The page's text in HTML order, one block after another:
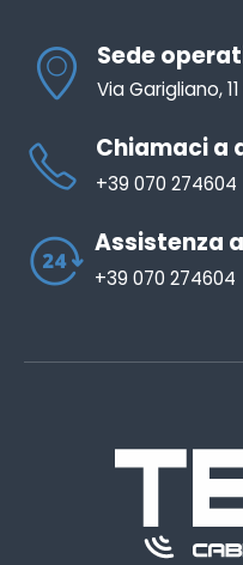
Sede
Via Garigliano,
Chiamaci a
+39 070 274604
Assistenza
+39 070 274604